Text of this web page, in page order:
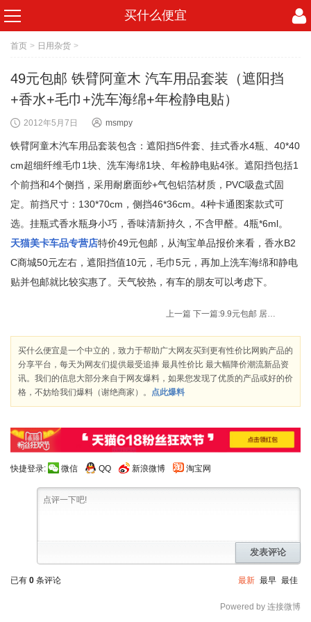
买什么便宜
首页 > 日用杂货 >
49元包邮 铁臂阿童木 汽车用品套装（遮阳挡
+香水+毛巾+洗车海绵+年检静电贴）
2012年5月7日 msmpy
铁臂阿童木汽车用品套装包含：遮阳挡5件套、挂式香水4瓶、40*40
cm超细纤维毛巾1块、洗车海绵1块、年检静电贴4张。遮阳挡包括1
个前挡和4个侧挡，采用耐磨面纱+气包铝箔材质，PVC吸盘式固
定。前挡尺寸：130*70cm，侧挡46*36cm。4种卡通图案款式可
选。挂瓶式香水瓶身小巧，香味清新持久，不含甲醛。4瓶*6ml。
天猫美卡车品专营店特价49元包邮，从淘宝单品报价来看，香水B2
C商城50元左右，遮阳挡值10元，毛巾5元，再加上洗车海绵和静电
贴并包邮就比较实惠了。天气较热，有车的朋友可以考虑下。
上一篇 下一篇: 9.9元包邮 居优乐 usb小风扇
买什么便宜是一个中立的，致力于帮助广大网友买到更有性价比网购产品的
分享平台，每天为网友们提供最受追捧 最具性价比 最大幅降价潮流新品资
讯。我们的信息大部分来自于网友爆料，如果您发现了优质的产品或好的价
格，不妨给我们爆料（谢绝商家）。 点此爆料
快捷登录: 微信 QQ 新浪微博 淘宝网
发表评论
已有 0 条评论 最新 最早 最佳
Powered by 连接微博